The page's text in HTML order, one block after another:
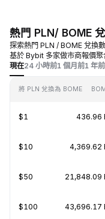
熱門 PLN/ BOME
探索熱門 PLN / BOME 兌換
基於 Bybit 多家做市商報價聚
現在24 小時前1 個月前1 年前
將 PLN 兌換為 BOME
$1 436.96
$10 4,369.62
$50 21,848.09
$100 43,696.17